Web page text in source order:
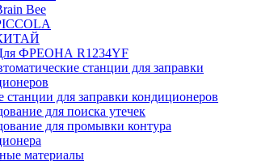
Bee
ФРЕОНА R1234YF
станции для заправки
станции для заправки кондиционеров
для поиска утечек
для промывки контура
материалы